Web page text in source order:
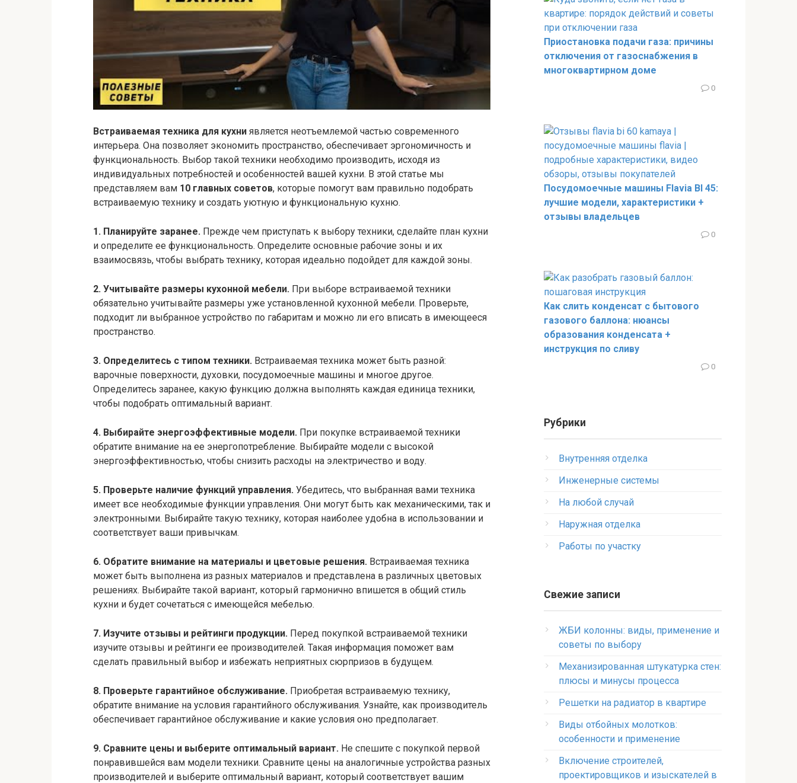
Встраиваемая техника для кухни является неотъемлемой частью современного
интерьера. Она позволяет экономить пространство, обеспечивает эргономичность и
функциональность. Выбор такой техники необходимо производить, исходя из
индивидуальных потребностей и особенностей вашей кухни. В этой статье мы
представляем вам 10 главных советов, которые помогут вам правильно подобрать
встраиваемую технику и создать уютную и функциональную кухню.
1. Планируйте заранее. Прежде чем приступать к выбору техники, сделайте план кухни
и определите ее функциональность. Определите основные рабочие зоны и их
взаимосвязь, чтобы выбрать технику, которая идеально подойдет для каждой зоны.
2. Учитывайте размеры кухонной мебели. При выборе встраиваемой техники
обязательно учитывайте размеры уже установленной кухонной мебели. Проверьте,
подходит ли выбранное устройство по габаритам и можно ли его вписать в имеющееся
пространство.
3. Определитесь с типом техники. Встраиваемая техника может быть разной:
варочные поверхности, духовки, посудомоечные машины и многое другое.
Определитесь заранее, какую функцию должна выполнять каждая единица техники,
чтобы подобрать оптимальный вариант.
4. Выбирайте энергоэффективные модели. При покупке встраиваемой техники
обратите внимание на ее энергопотребление. Выбирайте модели с высокой
энергоэффективностью, чтобы снизить расходы на электричество и воду.
5. Проверьте наличие функций управления. Убедитесь, что выбранная вами техника
имеет все необходимые функции управления. Они могут быть как механическими, так и
электронными. Выбирайте такую технику, которая наиболее удобна в использовании и
соответствует ваши привычкам.
6. Обратите внимание на материалы и цветовые решения. Встраиваемая техника
может быть выполнена из разных материалов и представлена в различных цветовых
решениях. Выбирайте такой вариант, который гармонично впишется в общий стиль
кухни и будет сочетаться с имеющейся мебелью.
7. Изучите отзывы и рейтинги продукции. Перед покупкой встраиваемой техники
изучите отзывы и рейтинги ее производителей. Такая информация поможет вам
сделать правильный выбор и избежать неприятных сюрпризов в будущем.
8. Проверьте гарантийное обслуживание. Приобретая встраиваемую технику,
обратите внимание на условия гарантийного обслуживания. Узнайте, как производитель
обеспечивает гарантийное обслуживание и какие условия оно предполагает.
9. Сравните цены и выберите оптимальный вариант. Не спешите с покупкой первой
понравившейся вам модели техники. Сравните цены на аналогичные устройства разных
производителей и выберите оптимальный вариант, который соответствует вашим
Приостановка подачи газа: причины
отключения от газоснабжения в
многоквартирном доме
0
Посудомоечные машины Flavia BI 45:
лучшие модели, характеристики +
отзывы владельцев
0
Как слить конденсат с бытового
газового баллона: нюансы
образования конденсата +
инструкция по сливу
0
Рубрики
Внутренняя отделка
Инженерные системы
На любой случай
Наружная отделка
Работы по участку
Свежие записи
ЖБИ колонны: виды, применение и
советы по выбору
Механизированная штукатурка стен:
плюсы и минусы процесса
Решетки на радиатор в квартире
Виды отбойных молотков:
особенности и применение
Включение строителей,
проектировщиков и изыскателей в